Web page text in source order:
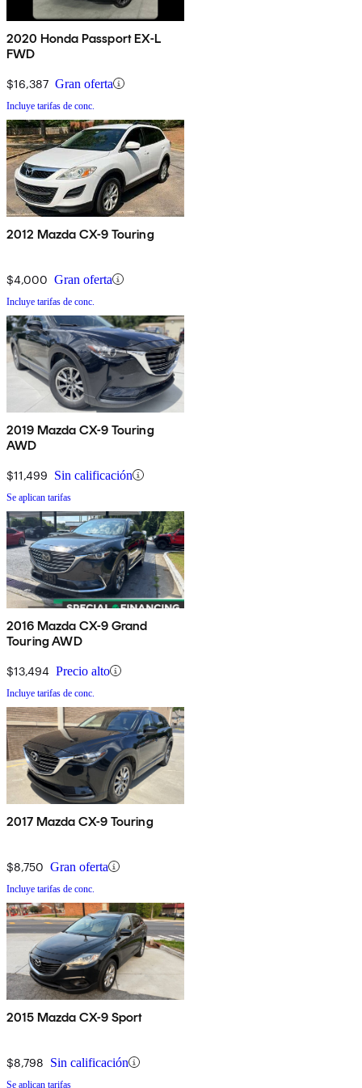
2020 Honda Passport EX-L
FWD
$16,387 Gran oferta
Incluye tarifas de conc.
2012 Mazda CX-9 Touring
$4,000 Gran oferta
Incluye tarifas de conc.
2019 Mazda CX-9 Touring
AWD
$11,499 Sin calificación
Se aplican tarifas
2016 Mazda CX-9 Grand
Touring AWD
$13,494 Precio alto
Incluye tarifas de conc.
2017 Mazda CX-9 Touring
$8,750 Gran oferta
Incluye tarifas de conc.
2015 Mazda CX-9 Sport
$8,798 Sin calificación
Se aplican tarifas